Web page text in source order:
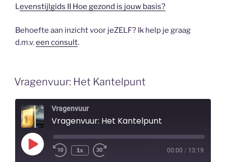
Levenstijlgids II Hoe gezond is jouw basis?
Behoefte aan inzicht voor jeZELF? Ik help je graag
d.m.v.een consult.
Vragenvuur: Het Kantelpunt
Vragenvuur
Vragenvuur: Het Kantelpunt
Play
Episode
1x 00:00 / 13:19